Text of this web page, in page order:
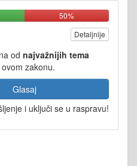
50%
Detaljnije
od najvažnijih tema
ovom zakonu.
Glasaj
i uključi se u raspravu!